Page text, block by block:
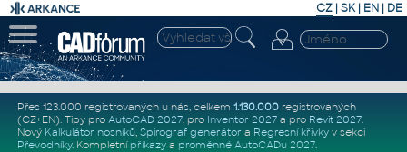
CZ | SK| EN | DE
Přes 123.000 registrovaných u nás, celkem 1.130.000registrovaných
(CZ+EN). Tipy pro AutoCAD 2027, pro Inventor 2027a pro Revit 2027.
Nový Kalkulátor nosníků, Spirograf generátor a Regresní křivkyv sekci
Převodníky. Kompletní příkazya proměnné AutoCADu 2027.